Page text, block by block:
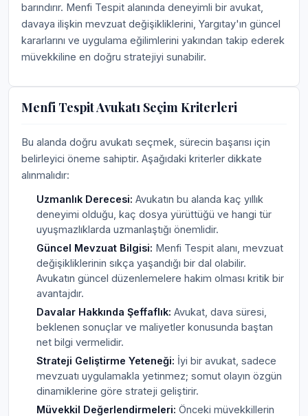
barındırır. Menfi Tespit alanında deneyimli bir avukat,
davaya ilişkin mevzuat değişikliklerini, Yargıtay'ın güncel
kararlarını ve uygulama eğilimlerini yakından takip ederek
müvekkiline en doğru stratejiyi sunabilir.
Menfi Tespit Avukatı Seçim Kriterleri
Bu alanda doğru avukatı seçmek, sürecin başarısı için
belirleyici öneme sahiptir. Aşağıdaki kriterler dikkate
alınmalıdır:
Uzmanlık Derecesi: Avukatın bu alanda kaç yıllık
deneyimi olduğu, kaç dosya yürüttüğü ve hangi tür
uyuşmazlıklarda uzmanlaştığı önemlidir.
Güncel Mevzuat Bilgisi: Menfi Tespit alanı, mevzuat
değişikliklerinin sıkça yaşandığı bir dal olabilir.
Avukatın güncel düzenlemelere hakim olması kritik bir
avantajdır.
Davalar Hakkında Şeffaflık: Avukat, dava süresi,
beklenen sonuçlar ve maliyetler konusunda baştan
net bilgi vermelidir.
Strateji Geliştirme Yeteneği: İyi bir avukat, sadece
mevzuatı uygulamakla yetinmez; somut olayın özgün
dinamiklerine göre strateji geliştirir.
Müvekkil Değerlendirmeleri: Önceki müvekkillerin